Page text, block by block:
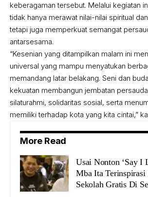
keberagaman tersebut. Melalui kegiatan
tidak hanya merawat nilai-nilai spiritual
tetapi juga memperkuat semangat
antarsesama.
“Kesenian yang ditampilkan malam ini
universal yang mampu menyatukan
memandang latar belakang. Seni dan
kekuatan membangun jembatan
silaturahmi, solidaritas sosial, serta
memiliki terhadap kota yang kita cintai,”
More Read
Usai Nonton ‘Say I
Mba Ita Terinspirasi
Sekolah Gratis Di